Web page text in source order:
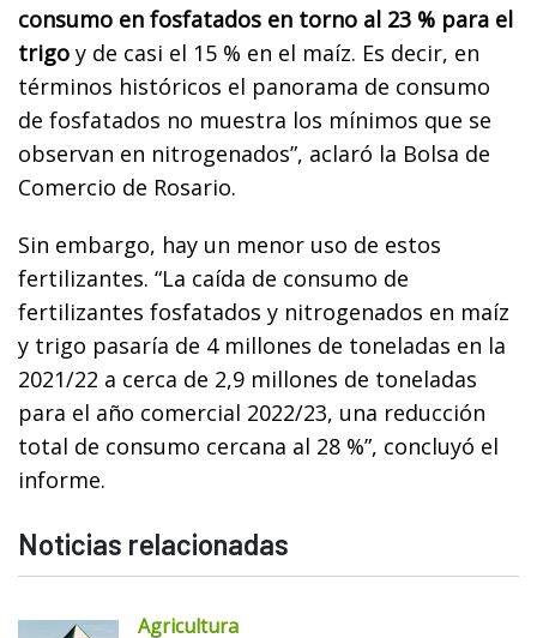
consumo en fosfatados en torno al 23 % para el
trigo y de casi el 15 % en el maíz. Es decir, en
términos históricos el panorama de consumo
de fosfatados no muestra los mínimos que se
observan en nitrogenados”, aclaró la Bolsa de
Comercio de Rosario.
Sin embargo, hay un menor uso de estos
fertilizantes. “La caída de consumo de
fertilizantes fosfatados y nitrogenados en maíz
y trigo pasaría de 4 millones de toneladas en la
2021/22 a cerca de 2,9 millones de toneladas
para el año comercial 2022/23, una reducción
total de consumo cercana al 28 %”, concluyó el
informe.
Noticias relacionadas
Agricultura